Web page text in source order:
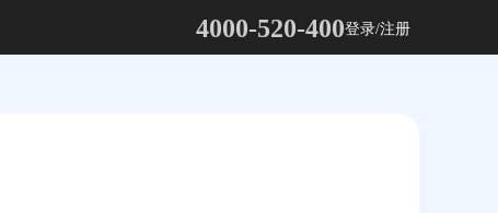
4000-520-400登录/注册